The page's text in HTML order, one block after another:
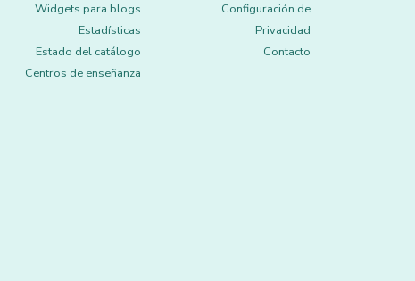
Widgets para blogs
Estadísticas
Estado del catálogo
Centros de enseñanza
Configuración de
Privacidad
Contacto